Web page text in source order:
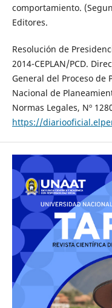
comportamiento.
Editores.
Resolución de
2014-CEPLAN/PCD.
General del Proceso de
Nacional de
Normas Legales, Nº
https://